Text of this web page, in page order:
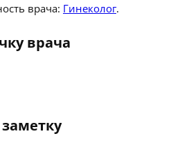
врача: Гинеколог.
врача